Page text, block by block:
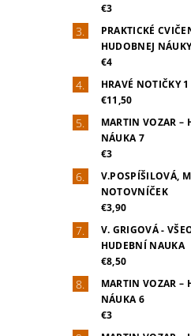
€3
PRAKTICKÉ
HUDOBNEJ
€4
HRAVÉ NOTIČKY 1
€11,50
MARTIN VOZAR –
NÁUKA 7
€3
V.POSPÍŠILOVÁ,
NOTOVNÍČEK
€3,90
V. GRIGOVÁ -
HUDEBNÍ NAUKA
€8,50
MARTIN VOZAR –
NÁUKA 6
€3